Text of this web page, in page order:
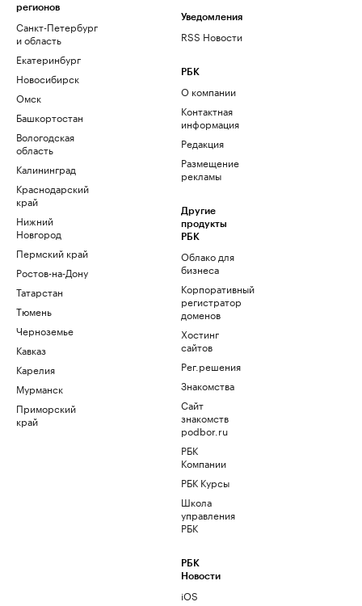
регионов
Санкт-Петербург
и область
Екатеринбург
Новосибирск
Омск
Башкортостан
Вологодская
область
Калининград
Краснодарский
край
Нижний
Новгород
Пермский край
Ростов-на-Дону
Татарстан
Тюмень
Черноземье
Кавказ
Карелия
Мурманск
Приморский
край
Уведомления
RSS Новости
РБК
О компании
Контактная
информация
Редакция
Размещение
рекламы
Другие
продукты
РБК
Облако для
бизнеса
Корпоративный
регистратор
доменов
Хостинг
сайтов
Рег.решения
Знакомства
Сайт
знакомств
podbor.ru
РБК
Компании
РБК Курсы
Школа
управления
РБК
РБК
Новости
iOS